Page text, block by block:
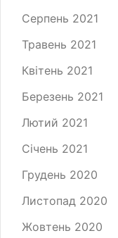
Серпень 2021
Травень 2021
Квітень 2021
Березень 2021
Лютий 2021
Січень 2021
Грудень 2020
Листопад 2020
Жовтень 2020